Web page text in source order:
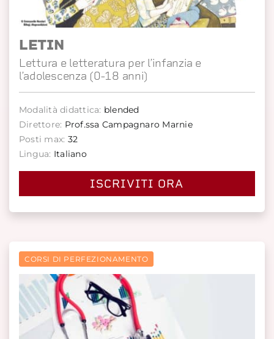
LETIN
Lettura e letteratura per l’infanzia e
l’adolescenza (0-18 anni)
Modalità didattica: blended
Direttore: Prof.ssa Campagnaro Marnie
Posti max: 32
Lingua: Italiano
ISCRIVITI ORA
CORSI DI PERFEZIONAMENTO